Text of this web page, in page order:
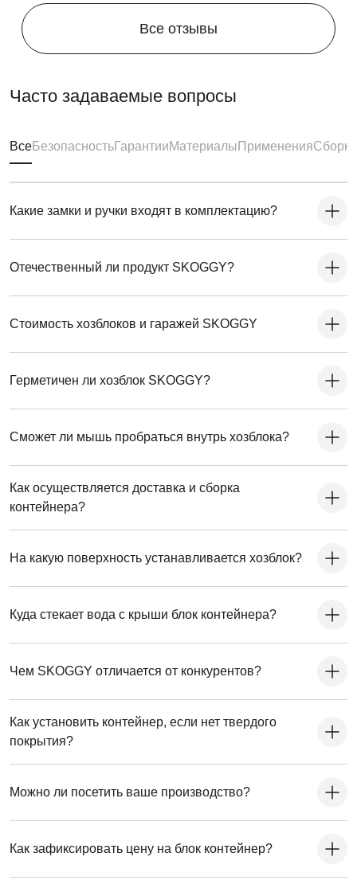
Все отзывы
Часто задаваемые вопросы
ВсеБезопасностьГарантииМатериалы ПримененияСборка
Какие замки и ручки входят в комплектацию?
Отечественный ли продукт SKOGGY?
Стоимость хозблоков и гаражей SKOGGY
Герметичен ли хозблок SKOGGY?
Сможет ли мышь пробраться внутрь хозблока?
Как осуществляется доставка и сборка
контейнера?
На какую поверхность устанавливается хозблок?
Куда стекает вода с крыши блок контейнера?
Чем SKOGGY отличается от конкурентов?
Как установить контейнер, если нет твердого
покрытия?
Можно ли посетить ваше производство?
Как зафиксировать цену на блок контейнер?